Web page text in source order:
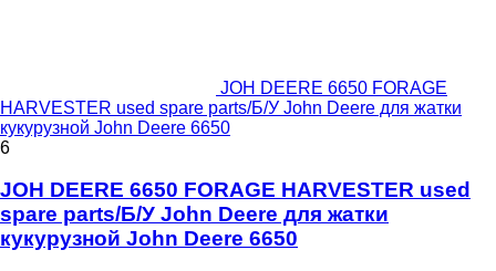
JOH DEERE 6650 FORAGE
HARVESTER used spare parts/Б/У John Deere для жатки
кукурузной John Deere 6650
6
JOH DEERE 6650 FORAGE HARVESTER used
spare parts/Б/У John Deere для жатки
кукурузной John Deere 6650